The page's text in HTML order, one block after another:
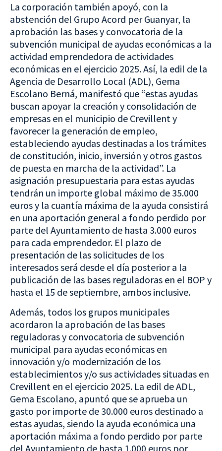
La corporación también apoyó, con la
abstención del Grupo Acord per Guanyar, la
aprobación las bases y convocatoria de la
subvención municipal de ayudas económicas a la
actividad emprendedora de actividades
económicas en el ejercicio 2025. Así, la edil de la
Agencia de Desarrollo Local (ADL), Gema
Escolano Berná, manifestó que “estas ayudas
buscan apoyar la creación y consolidación de
empresas en el municipio de Crevillent y
favorecer la generación de empleo,
estableciendo ayudas destinadas a los trámites
de constitución, inicio, inversión y otros gastos
de puesta en marcha de la actividad”. La
asignación presupuestaria para estas ayudas
tendrán un importe global máximo de 35.000
euros y la cuantía máxima de la ayuda consistirá
en una aportación general a fondo perdido por
parte del Ayuntamiento de hasta 3.000 euros
para cada emprendedor. El plazo de
presentación de las solicitudes de los
interesados será desde el día posterior a la
publicación de las bases reguladoras en el BOP y
hasta el 15 de septiembre, ambos inclusive.
Además, todos los grupos municipales
acordaron la aprobación de las bases
reguladoras y convocatoria de subvención
municipal para ayudas económicas en
innovación y/o modernización de los
establecimientos y/o sus actividades situadas en
Crevillent en el ejercicio 2025. La edil de ADL,
Gema Escolano, apuntó que se aprueba un
gasto por importe de 30.000 euros destinado a
estas ayudas, siendo la ayuda económica una
aportación máxima a fondo perdido por parte
del Ayuntamiento de hasta 1.000 euros por